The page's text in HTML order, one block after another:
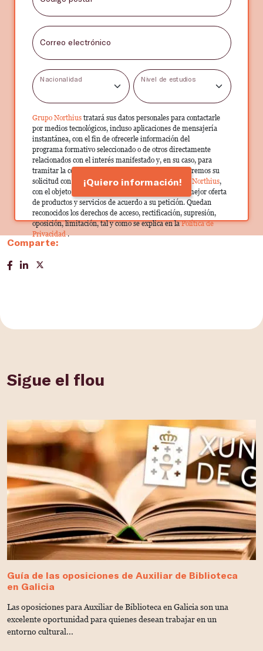
Correo electrónico
Nacionalidad Nivel de estudios
Grupo Northius tratará sus datos personales para contactarle
por medios tecnológicos, incluso aplicaciones de mensajería
instantánea, con el fin de ofrecerle información del
programa formativo seleccionado o de otros directamente
relacionados con el interés manifestado y, en su caso, para
tramitar la contratación correspondiente. Compartiremos su
solicitud con las empresas que conforman elGrupo Northius,
con el objeto de que estas puedan hacerle llegar la mejor oferta
de productos y servicios de acuerdo a su petición. Quedan
reconocidos los derechos de acceso, rectificación, supresión,
oposición, limitación, tal y como se explica en laPolítica de
Privacidad.
¡Quiero información!
Comparte:
Sigue el flou
Guía de las oposiciones de Auxiliar de Biblioteca
en Galicia
Las oposiciones para Auxiliar de Biblioteca en Galicia son una
excelente oportunidad para quienes desean trabajar en un
entorno cultural...